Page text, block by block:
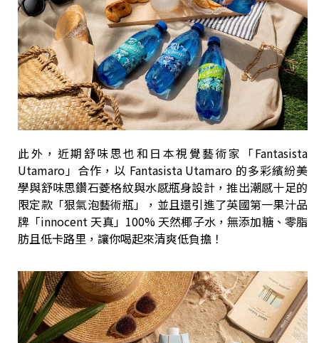
此外，近期舒味思也和日本視覺藝術家「Fantasista
Utamaro」合作，以 Fantasista Utamaro 的多彩繽紛美
學與舒味思鑽石菱格紋與水感瓶身設計，推出潮感十足的
限定款「狠氣泡藝術瓶」，並且還引進了英國第一果汁品
牌「innocent 天真」100% 天然椰子水，無添加糖、零脂
肪且低卡路里，讓你喝起來清爽低負擔！